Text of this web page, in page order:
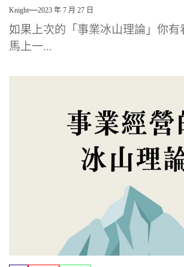
Knight 2023 年 7 月 27 日
如果上次的「事業冰山理論」你有
馬上一...